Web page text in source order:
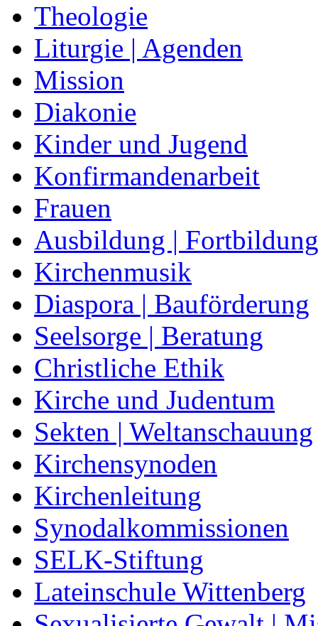
Theologie
Liturgie | Agenden
Mission
Diakonie
Kinder und Jugend
Konfirmandenarbeit
Frauen
Ausbildung | Fortbildung
Kirchenmusik
Diaspora | Bauförderung
Seelsorge | Beratung
Christliche Ethik
Kirche und Judentum
Sekten | Weltanschauung
Kirchensynoden
Kirchenleitung
Synodalkommissionen
SELK-Stiftung
Lateinschule Wittenberg